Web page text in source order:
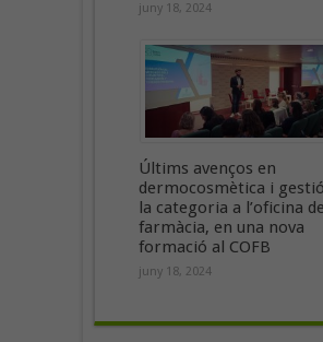
juny 18, 2024
Últims avenços en
dermocosmètica i
la categoria a l’oficina de
farmàcia, en una nova
formació al COFB
juny 18, 2024